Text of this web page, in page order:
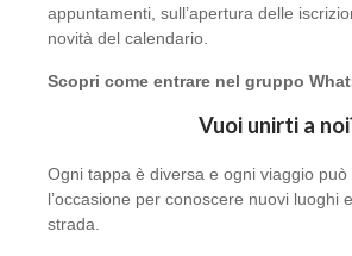
appuntamenti, sull’apertura delle
novità del calendario.
Scopri come entrare nel gruppo
Vuoi unirti a
Ogni tappa è diversa e ogni viaggio può
l’occasione per conoscere nuovi luoghi
strada.